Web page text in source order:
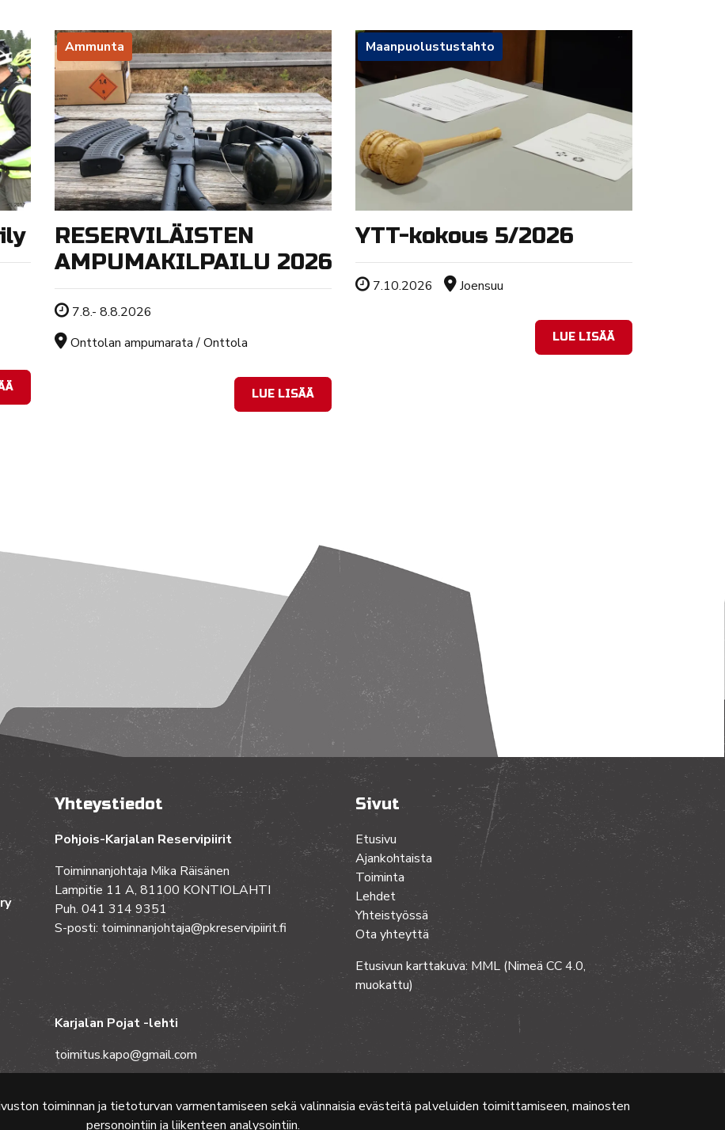
toiminnan ja tietoturvan varmentamiseen sekä valinnaisia evästeitä palveluiden toimittamiseen, mainosten
personointiin ja liikenteen analysointiin.
Ammunta
RESERVILÄISTEN
AMPUMAKILPAILU 2026
Tapahtuman ajankohta
7.8.- 8.8.2026
Sijainti
Onttolan ampumarata / Onttola
LUE LISÄÄ
Maanpuolustustahto
YTT-kokous 5/2026
Tapahtuman ajankohta
7.10.2026 Sijainti
Joensuu
LUE LISÄÄ
Yhteystiedot
Pohjois-Karjalan Reservipiirit
Toiminnanjohtaja Mika Räisänen
Lampitie 11 A, 81100 KONTIOLAHTI
Puh. 041 314 9351
S-posti: toiminnanjohtaja@pkreservipiirit.fi
Karjalan Pojat -lehti
toimitus.kapo@gmail.com
Sivut
Etusivu
Ajankohtaista
Toiminta
Lehdet
Yhteistyössä
Ota yhteyttä
Etusivun karttakuva: MML (Nimeä CC 4.0,
muokattu)